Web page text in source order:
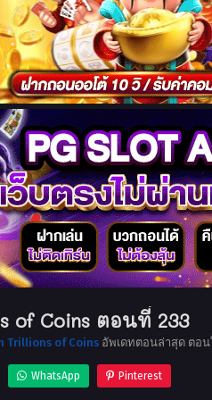
of Coins ตอนที่ 233
Trillions of Coins อัพเดทตอนล่าสุด ตอ
WhatsApp Pinterest